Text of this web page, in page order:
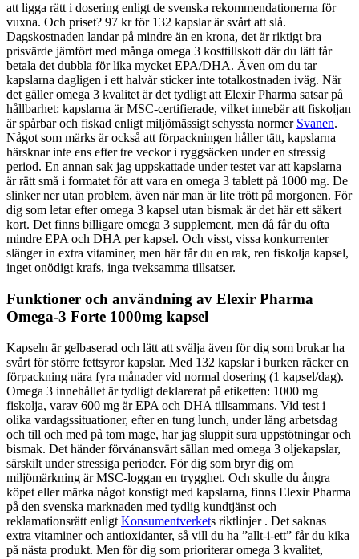
att ligga rätt i dosering enligt de svenska rekommendationerna för
vuxna. Och priset? 97 kr för 132 kapslar är svårt att slå.
Dagskostnaden landar på mindre än en krona, det är riktigt bra
prisvärde jämfört med många omega 3 kosttillskott där du lätt får
betala det dubbla för lika mycket EPA/DHA. Även om du tar
kapslarna dagligen i ett halvår sticker inte totalkostnaden iväg. När
det gäller omega 3 kvalitet är det tydligt att Elexir Pharma satsar på
hållbarhet: kapslarna är MSC-certifierade, vilket innebär att fiskoljan
är spårbar och fiskad enligt miljömässigt schyssta normer Svanen.
Något som märks är också att förpackningen håller tätt, kapslarna
härsknar inte ens efter tre veckor i ryggsäcken under en stressig
period. En annan sak jag uppskattade under testet var att kapslarna
är rätt små i formatet för att vara en omega 3 tablett på 1000 mg. De
slinker ner utan problem, även när man är lite trött på morgonen. För
dig som letar efter omega 3 kapsel utan bismak är det här ett säkert
kort. Det finns billigare omega 3 supplement, men då får du ofta
mindre EPA och DHA per kapsel. Och visst, vissa konkurrenter
slänger in extra vitaminer, men här får du en rak, ren fiskolja kapsel,
inget onödigt krafs, inga tveksamma tillsatser.
Funktioner och användning av Elexir Pharma
Omega-3 Forte 1000mg kapsel
Kapseln är gelbaserad och lätt att svälja även för dig som brukar ha
svårt för större fettsyror kapslar. Med 132 kapslar i burken räcker en
förpackning nära fyra månader vid normal dosering (1 kapsel/dag).
Omega 3 innehållet är tydligt deklarerat på etiketten: 1000 mg
fiskolja, varav 600 mg är EPA och DHA tillsammans. Vid test i
olika vardagssituationer, efter en tung lunch, under lång arbetsdag
och till och med på tom mage, har jag sluppit sura uppstötningar och
bismak. Det händer förvånansvärt sällan med omega 3 oljekapslar,
särskilt under stressiga perioder. För dig som bryr dig om
miljömärkning är MSC-loggan en trygghet. Och skulle du ångra
köpet eller märka något konstigt med kapslarna, finns Elexir Pharma
på den svenska marknaden med tydlig kundtjänst och
reklamationsrätt enligt Konsumentverkets riktlinjer . Det saknas
extra vitaminer och antioxidanter, så vill du ha ”allt-i-ett” får du kika
på nästa produkt. Men för dig som prioriterar omega 3 kvalitet,